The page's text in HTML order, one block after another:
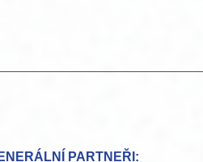
HLAVNÍ PARTNEŘI: